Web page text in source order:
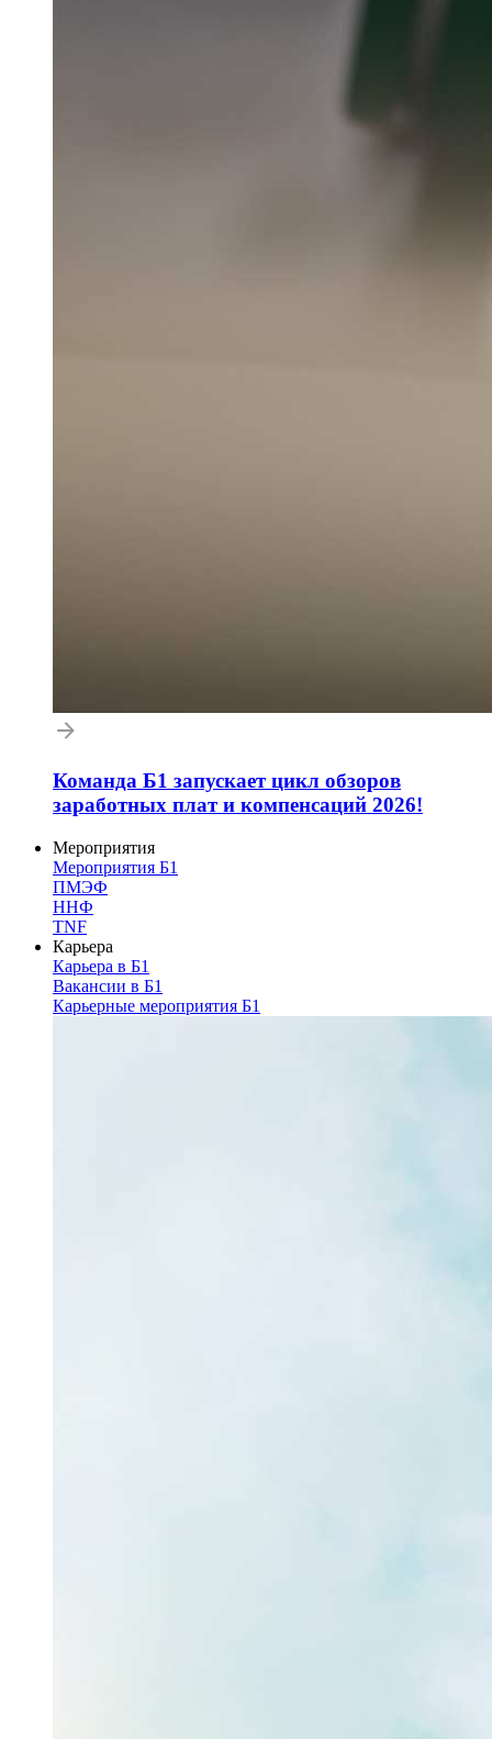
Команда Б1 запускает цикл обзоров
заработных плат и компенсаций 2026!
Мероприятия
Мероприятия Б1
ПМЭФ
ННФ
TNF
Карьера
Карьера в Б1
Вакансии в Б1
Карьерные мероприятия Б1